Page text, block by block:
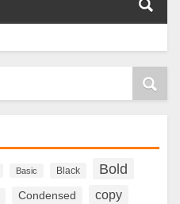
Basic Black Bold
Condensed copy